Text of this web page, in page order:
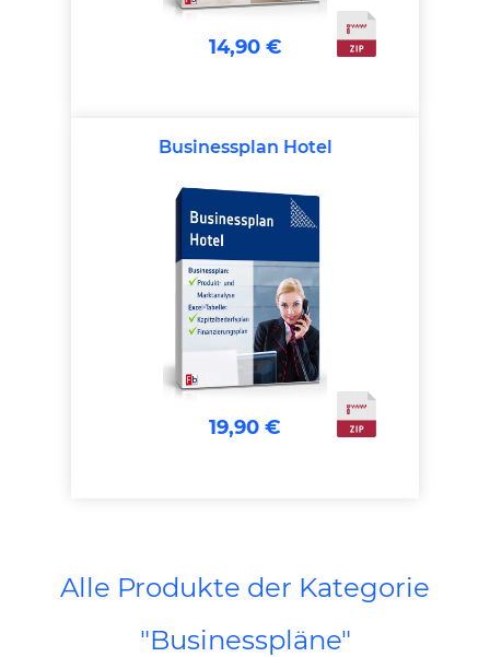
14,90 €
Businessplan Hotel
19,90 €
Alle Produkte der Kategorie
"Businesspläne"